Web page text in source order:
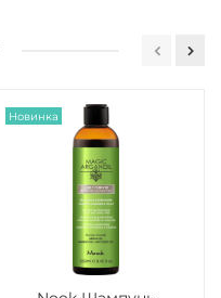
Новинка